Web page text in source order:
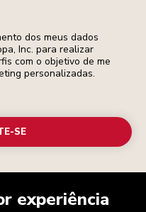
dos meus dados
Inc. para realizar
com o objetivo de me
personalizadas.
SE
experiência